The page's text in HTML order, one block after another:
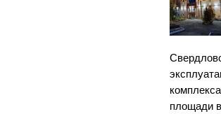
площади